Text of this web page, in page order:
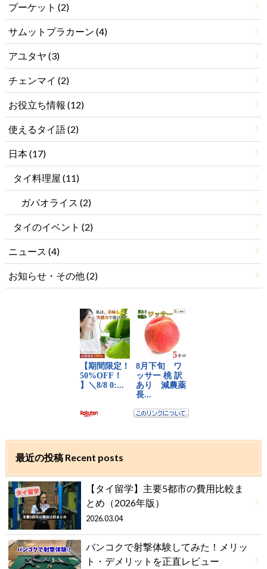
プーケット (2)
サムットプラカーン (4)
アユタヤ (3)
チェンマイ (2)
お役立ち情報 (12)
使えるタイ語(2)
日本(17)
タイ料理屋 (11)
ガパオライス (2)
タイのイベント (2)
ニュース (4)
お知らせ・その他(2)
最近の投稿 Recent posts
【タイ留学】主要5都市の費用比較ま
とめ（2026年版）
2026.03.04
バンコクで射撃体験してみた！メリッ
ト・デメリットを正直レビュー